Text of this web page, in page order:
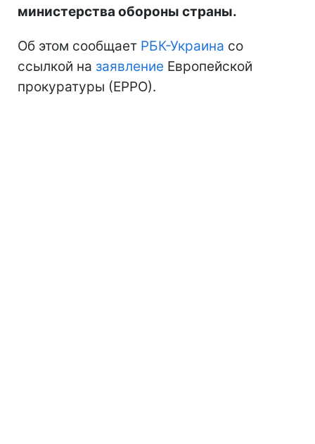
министерства обороны страны.
Об этом сообщает РБК-Украина со
ссылкой на заявление Европейской
прокуратуры (ЕРРО).